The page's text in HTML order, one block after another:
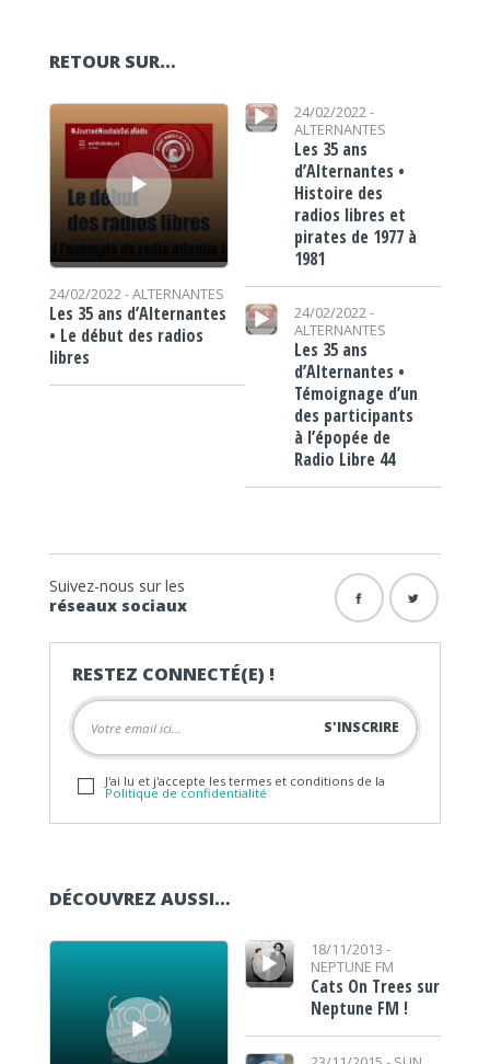
RETOUR SUR…
Lecteur audio
24/02/2022 -ALTERNANTES
Les 35 ans d’Alternantes
• Le début des radios
libres
Lecteur audio
24/02/2022 -
ALTERNANTES
Les 35 ans
d’Alternantes •
Histoire des
radios libres et
pirates de 1977 à
1981
Lecteur audio
24/02/2022 -
ALTERNANTES
Les 35 ans
d’Alternantes •
Témoignage d’un
des participants
à l’épopée de
Radio Libre 44
Suivez-nous sur les
réseaux sociaux
RESTEZ CONNECTÉ(E) !
J'ai lu et j'accepte les termes et conditions de la
Politique de confidentialité
DÉCOUVREZ AUSSI…
Lecteur audio
Lecteur audio18/11/2013 -
NEPTUNE FM
Cats On Trees sur
Neptune FM !
Lecteur audio